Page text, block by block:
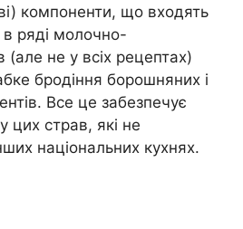
компоненти, що входять
ряді молочно-
не у всіх рецептах)
бродіння борошняних і
Все це забезпечує
цих страв, які не
національних кухнях.